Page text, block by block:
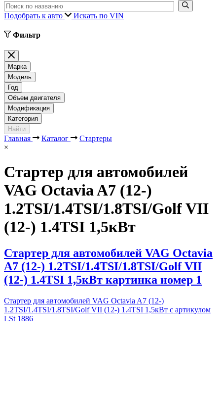
Подобрать к авто Искать по VIN
Фильтр
Марка
Модель
Год
Объем двигателя
Модификация
Категория
Найти
Главная Каталог
Стартеры
×
Стартер для автомобилей
VAG Octavia A7 (12-)
1.2TSI/1.4TSI/1.8TSI/Golf VII
(12-) 1.4TSI 1,5кВт
Стартер для автомобилей VAG Octavia
A7 (12-) 1.2TSI/1.4TSI/1.8TSI/Golf VII
(12-) 1.4TSI 1,5кВт картинка номер 1
Стартер для автомобилей VAG Octavia A7 (12-)
1.2TSI/1.4TSI/1.8TSI/Golf VII (12-) 1.4TSI 1,5кВт с артикулом
LSt 1886